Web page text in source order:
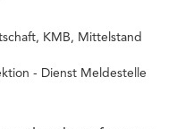
KMB, Mittelstand
- Dienst Meldestelle